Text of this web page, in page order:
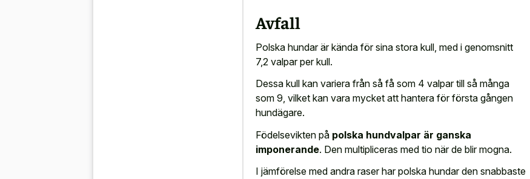
Avfall
Polska hundar är kända för sina stora kull, med i genomsnitt
7,2 valpar per kull.
Dessa kull kan variera från så få som 4 valpar till så många
som 9, vilket kan vara mycket att hantera för första gången
hundägare.
Födelsevikten på polska hundvalpar är ganska
imponerande. Den multipliceras med tio när de blir mogna.
I jämförelse med andra raser har polska hundar den snabbaste